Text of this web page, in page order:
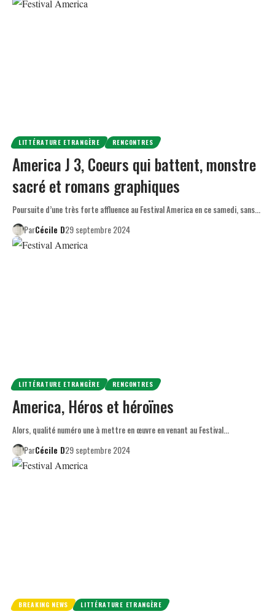
LITTÉRATURE ETRANGÈRE RENCONTRES
America J 3, Coeurs qui battent, monstre
sacré et romans graphiques
Poursuite d’une très forte affluence au Festival America en ce samedi, sans…
ParCécile D29 septembre 2024
LITTÉRATURE ETRANGÈRE RENCONTRES
America, Héros et héroïnes
Alors, qualité numéro une à mettre en œuvre en venant au Festival…
ParCécile D29 septembre 2024
BREAKING NEWS LITTÉRATURE ETRANGÈRE